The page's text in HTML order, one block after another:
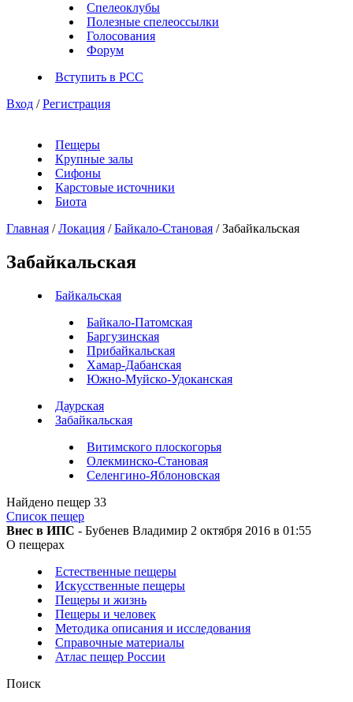
Спелеоклубы
Полезные спелеоссылки
Голосования
Форум
Вступить в РСС
Вход / Регистрация
Пещеры
Крупные залы
Сифоны
Карстовые источники
Биота
Главная / Локация / Байкало-Становая / Забайкальская
Забайкальская
Байкальская
Байкало-Патомская
Баргузинская
Прибайкальская
Хамар-Дабанская
Южно-Муйско-Удоканская
Даурская
Забайкальская
Витимского плоскогорья
Олекминско-Становая
Селенгино-Яблоновская
Найдено пещер 33
Список пещер
Внес в ИПС - Бубенев Владимир 2 октября 2016 в 01:55
О пещерах
Естественные пещеры
Искусственные пещеры
Пещеры и жизнь
Пещеры и человек
Методика описания и исследования
Справочные материалы
Атлас пещер России
Поиск